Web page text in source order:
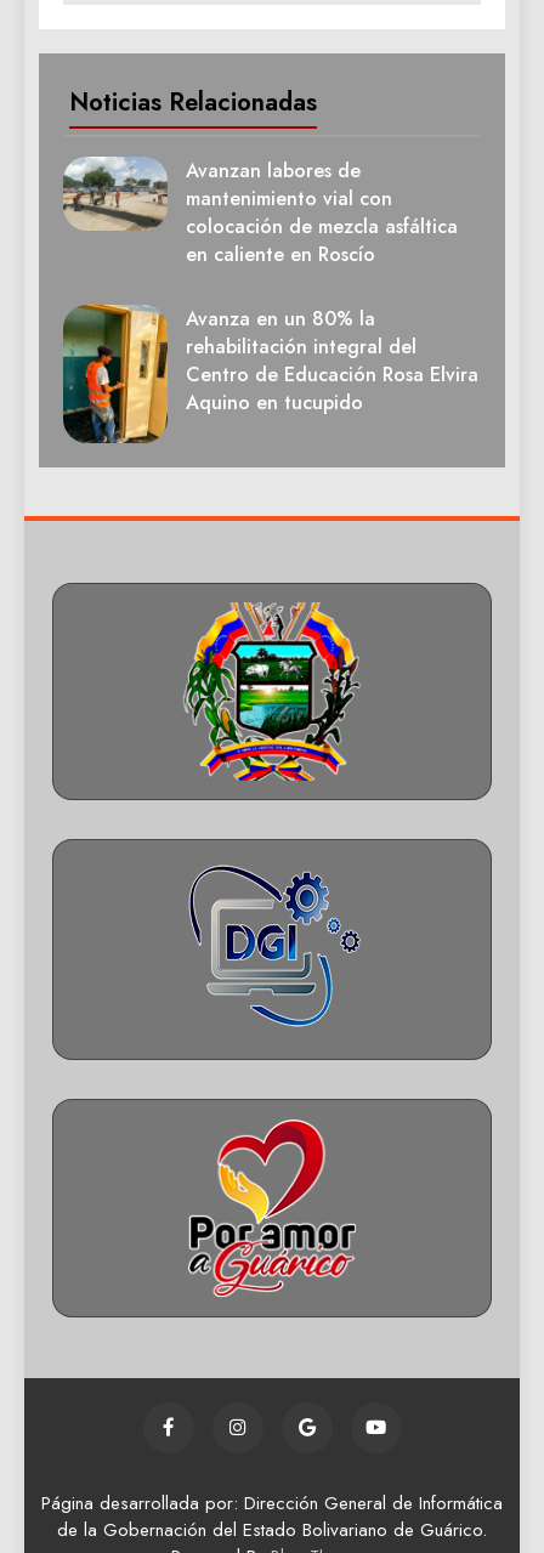
Noticias Relacionadas
Avanzan labores de
mantenimiento vial con
colocación de mezcla asfáltica
en caliente en Roscío
Avanza en un 80% la
rehabilitación integral del
Centro de Educación Rosa Elvira
Aquino en tucupido
Página desarrollada por: Dirección General de Informática
de la Gobernación del Estado Bolivariano de Guárico.